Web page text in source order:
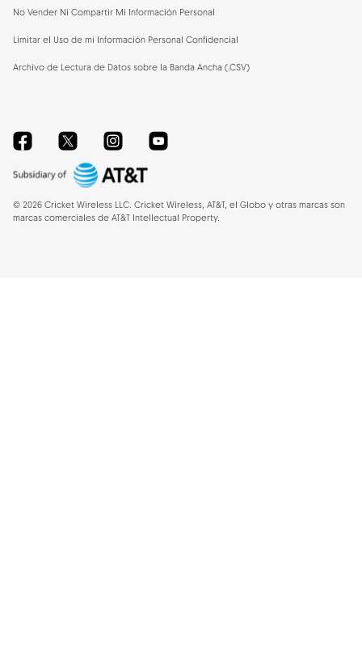
No Vender Ni Compartir Mi Información Personal
Limitar el Uso de mi Información Personal Confidencial
Archivo de Lectura de Datos sobre la Banda Ancha (.CSV)
FacebookTwitterInstagramYouTube
© 2026 Cricket Wireless LLC. Cricket Wireless, AT&T, el Globo y otras marcas son
marcas comerciales de AT&T Intellectual Property.